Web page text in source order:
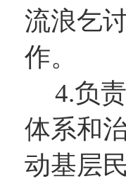
流浪乞
作。
4.负
体系和
动基层